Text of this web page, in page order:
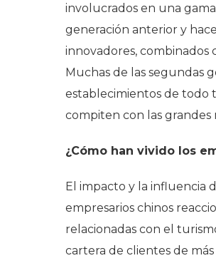
involucrados en una
generación anterior y
innovadores, combinados
Muchas de las segundas
establecimientos de todo
compiten con las grandes
¿Cómo han vivido los
El impacto y la influencia
empresarios chinos
relacionadas con el
cartera de clientes de